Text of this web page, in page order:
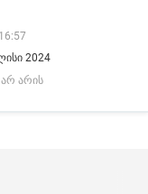
2024
არ არის